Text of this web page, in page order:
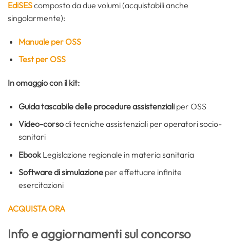
EdiSEScomposto da due volumi (acquistabili anche
singolarmente):
Manuale per OSS
Test per OSS
In omaggio con il kit:
Guida tascabile delle procedure assistenziali per OSS
Video-corsodi tecniche assistenziali per operatori socio-
sanitari
Ebook Legislazione regionale in materia sanitaria
Software di simulazioneper effettuare infinite
esercitazioni
ACQUISTA ORA
Info e aggiornamenti sul concorso